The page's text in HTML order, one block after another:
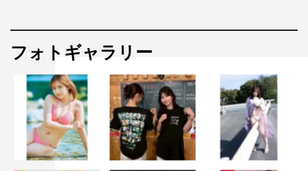
◆2024年の『うさかめ』での目標、抱負をお願いしま
ともこ：私はうさぎとかめのように、ゆっくり周りを見な
がら、しっかり飛び上がりたいと思います。ちゃんと今年
はめちゃくちゃ周りも見ます。
フォトギャラリー